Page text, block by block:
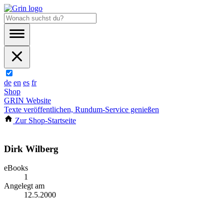
de en es fr
Shop
GRIN Website
Texte veröffentlichen, Rundum-Service genießen
Zur Shop-Startseite
Dirk Wilberg
eBooks
1
Angelegt am
12.5.2000